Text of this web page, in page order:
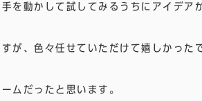
を動かして試してみるうちにアイデ
が、色々任せていただけて嬉しかった
ムだったと思います。